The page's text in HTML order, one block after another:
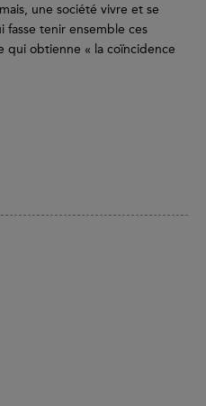
une société vivre et se
fasse tenir ensemble ces
qui obtienne « la coïncidence